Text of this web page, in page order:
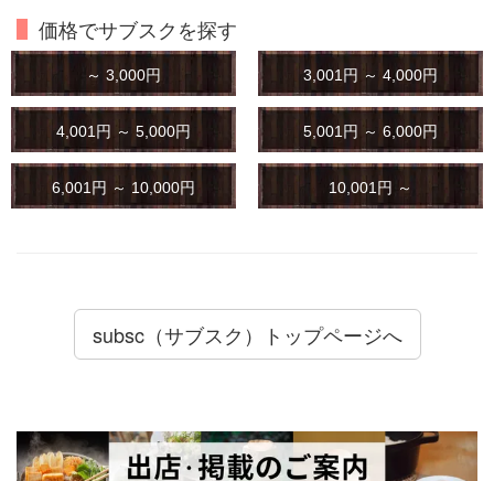
価格でサブスクを探す
～ 3,000円 3,001円 ～ 4,000円
4,001円 ～ 5,000円 5,001円 ～ 6,000円
6,001円 ～ 10,000円 10,001円 ～
subsc（サブスク）トップページへ